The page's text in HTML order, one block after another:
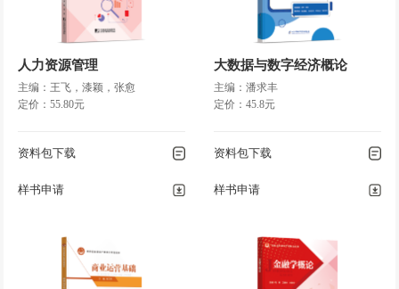
购买性支出概述
社会消费性支出
第三节 财政投资性支出
第五章 转移性支出
第二节 财政补贴
财政收入形式与分类
财政收入规模
人力资源管理
主编：王飞，漆颖，张愈
定价：55.80元
资料包下载
样书申请
大数据与数字经济概论
主编：潘求丰
定价：45.8元
资料包下载
样书申请